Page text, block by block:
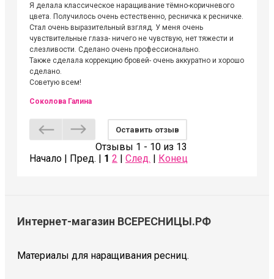
Я делала классическое наращивание тёмно-коричневого
цвета. Получилось очень естественно, ресничка к ресничке.
Стал очень выразительный взгляд. У меня очень
чувствительные глаза- ничего не чувствую, нет тяжести и
слезливости. Сделано очень профессионально.
Также сделала коррекцию бровей- очень аккуратно и хорошо
сделано.
Советую всем!
Соколова Галина
Оставить отзыв
Отзывы 1 - 10 из 13
Начало | Пред. | 1 2 След. Конец
Интернет-магазин ВСЕРЕСНИЦЫ.РФ
Материалы для наращивания ресниц.